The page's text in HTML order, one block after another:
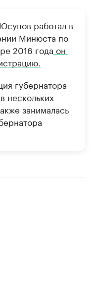
работал в
Минюста по
2016 года он ​​
губернатора
нескольких
занималась